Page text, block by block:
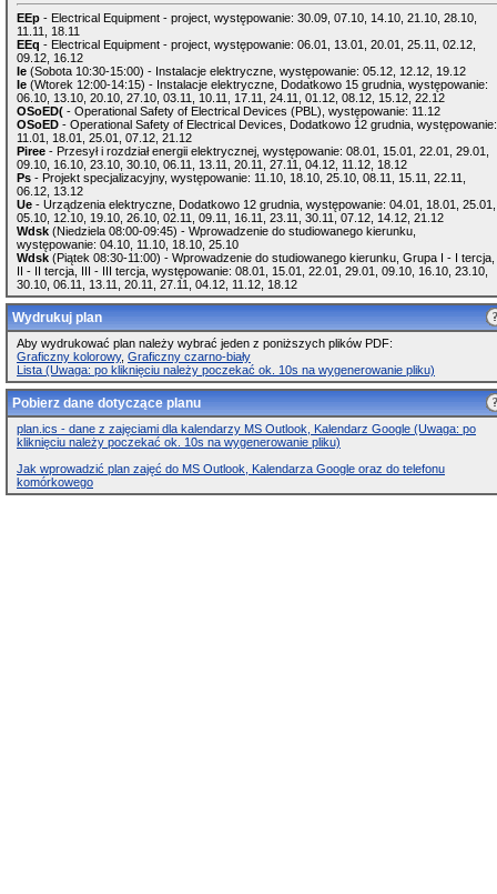
EEp - Electrical Equipment - project, występowanie: 30.09, 07.10, 14.10, 21.10, 28.10,
11.11, 18.11
EEq - Electrical Equipment - project, występowanie: 06.01, 13.01, 20.01, 25.11, 02.12,
09.12, 16.12
Ie (Sobota 10:30-15:00) - Instalacje elektryczne, występowanie: 05.12, 12.12, 19.12
Ie (Wtorek 12:00-14:15) - Instalacje elektryczne, Dodatkowo 15 grudnia, występowanie:
06.10, 13.10, 20.10, 27.10, 03.11, 10.11, 17.11, 24.11, 01.12, 08.12, 15.12, 22.12
OSoED( - Operational Safety of Electrical Devices (PBL), występowanie: 11.12
OSoED - Operational Safety of Electrical Devices, Dodatkowo 12 grudnia, występowanie:
11.01, 18.01, 25.01, 07.12, 21.12
Piree - Przesył i rozdział energii elektrycznej, występowanie: 08.01, 15.01, 22.01, 29.01,
09.10, 16.10, 23.10, 30.10, 06.11, 13.11, 20.11, 27.11, 04.12, 11.12, 18.12
Ps - Projekt specjalizacyjny, występowanie: 11.10, 18.10, 25.10, 08.11, 15.11, 22.11,
06.12, 13.12
Ue - Urządzenia elektryczne, Dodatkowo 12 grudnia, występowanie: 04.01, 18.01, 25.01,
05.10, 12.10, 19.10, 26.10, 02.11, 09.11, 16.11, 23.11, 30.11, 07.12, 14.12, 21.12
Wdsk (Niedziela 08:00-09:45) - Wprowadzenie do studiowanego kierunku,
występowanie: 04.10, 11.10, 18.10, 25.10
Wdsk (Piątek 08:30-11:00) - Wprowadzenie do studiowanego kierunku, Grupa I - I tercja,
II - II tercja, III - III tercja, występowanie: 08.01, 15.01, 22.01, 29.01, 09.10, 16.10, 23.10,
30.10, 06.11, 13.11, 20.11, 27.11, 04.12, 11.12, 18.12
Wydrukuj plan
Aby wydrukować plan należy wybrać jeden z poniższych plików PDF:
Graficzny kolorowy, Graficzny czarno-biały
Lista (Uwaga: po kliknięciu należy poczekać ok. 10s na wygenerowanie pliku)
Pobierz dane dotyczące planu
plan.ics - dane z zajęciami dla kalendarzy MS Outlook, Kalendarz Google (Uwaga: po
kliknięciu należy poczekać ok. 10s na wygenerowanie pliku)
Jak wprowadzić plan zajęć do MS Outlook, Kalendarza Google oraz do telefonu
komórkowego